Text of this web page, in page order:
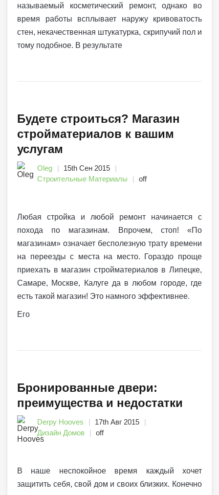
называемый косметический ремонт, однако во
время работы всплывает наружу кривоватость
стен, некачественная штукатурка, скрипучий пол и
тому подобное. В результате
Будете строиться? Магазин
стройматериалов к вашим
услугам
Oleg
15th Сен 2015
Строительные Материалы
off
Любая стройка и любой ремонт начинается с
похода по магазинам. Впрочем, стоп! «По
магазинам» означает бесполезную трату времени
на переезды с места на место. Гораздо проще
приехать в магазин стройматериалов в Липецке,
Самаре, Москве, Калуге да в любом городе, где
есть такой магазин! Это намного эффективнее.
Его
Бронированные двери:
преимущества и недостатки
Derpy Hooves
17th Авг 2015
Дизайн Домов
off
В наше неспокойное время каждый хочет
защитить себя, свой дом и своих близких. Конечно